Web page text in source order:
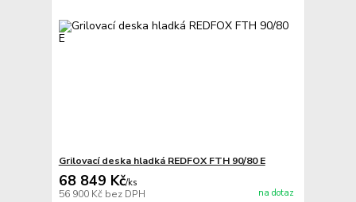
Grilovací deska hladká REDFOX FTH 90/80 E
68 849 Kč/ks
56 900 Kč bez DPH na dotaz